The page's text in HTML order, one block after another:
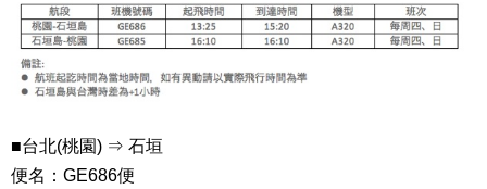
■台北(桃園) ⇒ 石垣
便名：GE686便